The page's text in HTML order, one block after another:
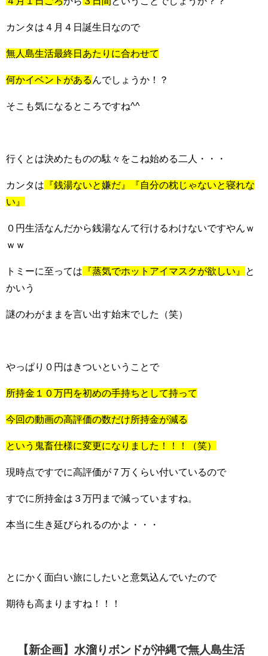
カンタは４月４日誕生日なので
無人島生活最終日あたりに合わせて
何かイベントがある んでしょうか！？
そこも気になるところですね^^
行くとは決めたものの駄々をこね始める二人・・・
カンタは 『銭湯ないと嫌だ』『自分の枕じゃないと寝れな
い』
０円生活なんだから銭湯なんて行けるわけないですやんｗ
ｗｗ
トミーに至っては 『蒸気でホットアイマスクが欲しい』
と
かいう
謎のわがままを言い出す始末でした（笑）
やっぱり０円はきついということで
所持金１０万円を初めの手持ちとして持って
今回の動画の高評価の数だけ所持金が減る
という鬼畜仕様に変更になりました！！！（笑）
現時点ですでに高評価が７万くらい付いているので
すでに所持金は３万円まで減っていますね。
本当に生き延びられるのかよ・・・
とにかく面白い旅にしたいと意気込んでいたので
期待も高まりますね！！！
【新企画】水溜りボンドが沖縄で無人島生活